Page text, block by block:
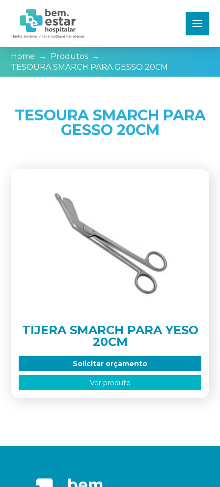
Home → Produtos →
TESOURA SMARCH PARA GESSO 20CM
TESOURA SMARCH PARA
GESSO 20CM
TIJERA SMARCH PARA YESO
20CM
Solicitar orçamento
Ver produto